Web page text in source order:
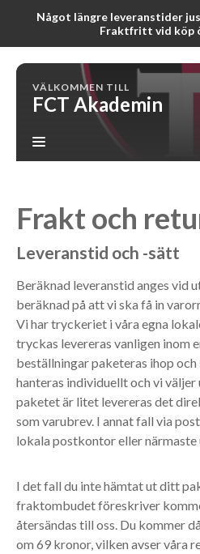
Något längre leveranstider
Fraktfritt vid köp
VÄLKOMMEN TILL
FCT Akademin
Frakt och
Leveranstid och -sätt
Beräknad leveranstid anges vid
beräknad på att vi ska få in
Vi har tryckeriet i våra egna
tryckas levereras vanligen inom
beställningar paketeras ihop
hanteras individuellt och vi
paketet är litet levereras det
som varubrev. I annat fall via
lokala postkontor eller närmaste
I det fall du inte hämtat ut ditt
fraktombudet föreskriver
återsändas till oss. Du kommer
om 69 kronor, vilken avser våra